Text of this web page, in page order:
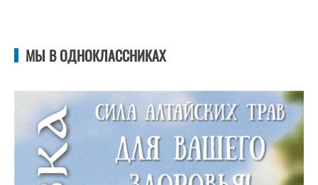
МЫ В ОДНОКЛАССНИКАХ